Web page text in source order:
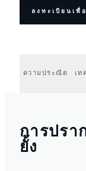
ลงทะเบียนเพื่
ความประณีต เท
การปรา
ยั้ง